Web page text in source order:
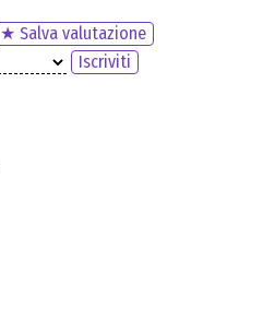
★ Salva valutazione
Iscriviti